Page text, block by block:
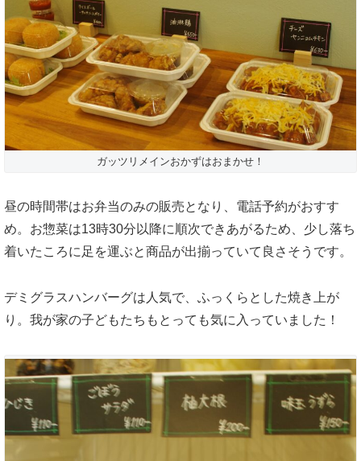
ガッツリメインおかずはおまかせ！
昼の時間帯はお弁当のみの販売となり、電話予約がおすす
め。お惣菜は13時30分以降に順次できあがるため、少し落ち
着いたころに足を運ぶと商品が出揃っていて良さそうです。
デミグラスハンバーグは人気で、ふっくらとした焼き上が
り。我が家の子どもたちもとっても気に入っていました！